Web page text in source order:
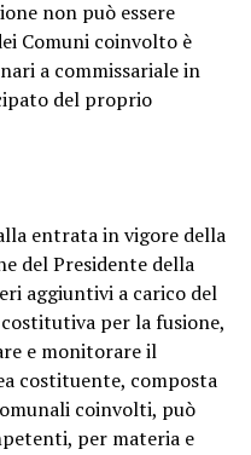
non può essere
Comuni coinvolto è
a commissariale in
del proprio
entrata in vigore della
del Presidente della
aggiuntivi a carico del
per la fusione,
e monitorare il
costituente, composta
coinvolti, può
per materia e